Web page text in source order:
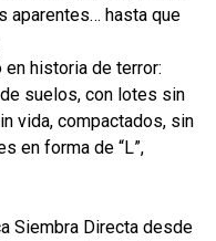
aparentes… hasta que
historia de terror:
suelos, con lotes sin
vida, compactados, sin
en forma de “L”,
Siembra Directa desde